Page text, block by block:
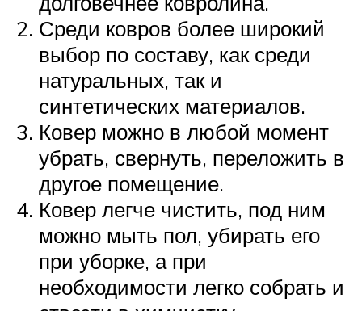
Среди ковров более широкий
выбор по составу, как среди
натуральных, так и
синтетических материалов.
Ковер можно в любой момент
убрать, свернуть, переложить в
другое помещение.
Ковер легче чистить, под ним
можно мыть пол, убирать его
при уборке, а при
необходимости легко собрать и